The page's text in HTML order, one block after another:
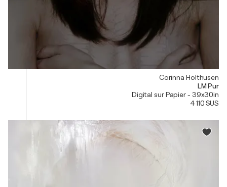
Corinna Holthusen
LM Pur
Digital sur Papier - 39x30in
4 110 $US